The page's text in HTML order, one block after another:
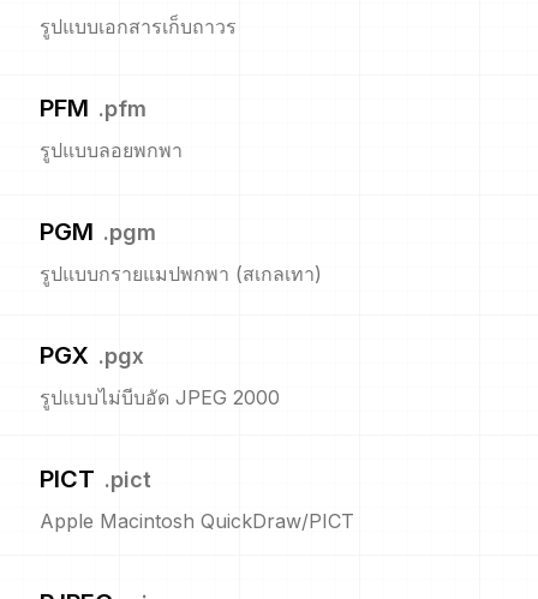
รูปแบบเอกสารเก็บถาวร
PFM .pfm
รูปแบบลอยพกพา
PGM .pgm
รูปแบบกรายแมปพกพา (สเกลเทา)
PGX .pgx
รูปแบบไม่บีบอัด JPEG 2000
PICT .pict
Apple Macintosh QuickDraw/PICT